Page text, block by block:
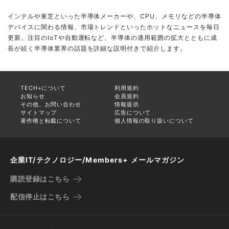
インテルや東芝といった半導体メーカーや、CPU、メモリなどの半導体
デバイスに関わる情報、市場トレンドといったホットなニュースを毎日
更新。注目のIoTや自動運転など、半導体の適用範囲の拡大とともに成
長が続く半導体業界の話題を詳細な説明付きで紹介します。
TECH+について
利用規約
お知らせ
会員規約
その他、お問い合わせ
情報提供
サイトマップ
広告について
著作権と転載について
個人情報の取り扱いについて
企業IT/テクノロジー/Members+ メールマガジン
購読登録はこちら
配信停止はこちら